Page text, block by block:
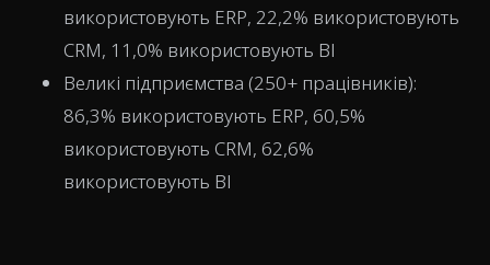
використовують ERP, 22,2% використовують
CRM, 11,0% використовують BI
Великі підприємства (250+ працівників):
86,3% використовують ERP, 60,5%
використовують CRM, 62,6%
використовують BI